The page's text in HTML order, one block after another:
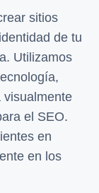
sitios
de tu
Utilizamos
visualmente
el SEO.
en
en los